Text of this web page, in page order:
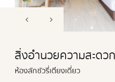
สิ่งอำนวยความสะดว
ห้องลักชัวรี่เตียงเดี่ยว